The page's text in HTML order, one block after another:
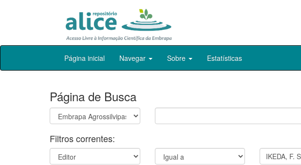
Skip
Página inicial Navegar Sobre Estatísticas
Página de Busca
Filtros correntes: